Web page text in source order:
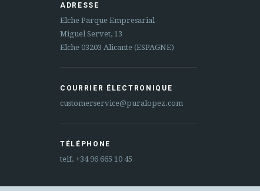
ADRESSE
Elche Parque Empresarial
Miguel Servet, 13
Elche 03203 Alicante (ESPAGNE)
COURRIER ÉLECTRONIQUE
customerservice@puralopez.com
TÉLÉPHONE
telf. +34 96 665 10 45